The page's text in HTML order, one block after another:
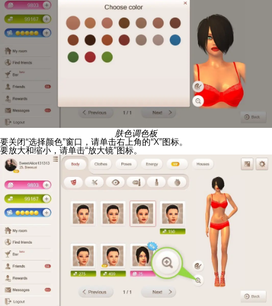
肤色调色板
要关闭“选择颜色”窗口，请单击右上角的“X”图标。
要放大和缩小，请单击“放大镜”图标。